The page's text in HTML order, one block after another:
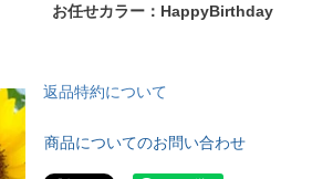
お任せカラー：HappyBirthday
返品特約について
商品についてのお問い合わせ